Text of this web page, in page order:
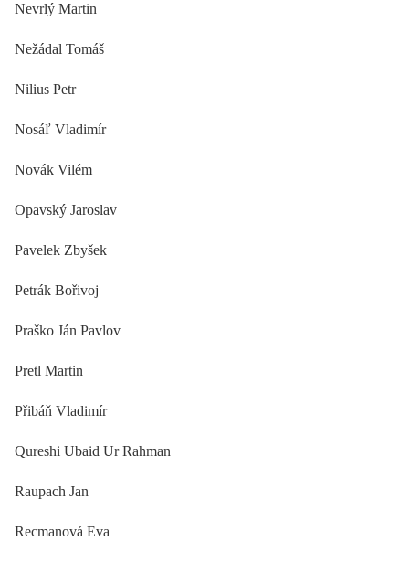
Nevrlý Martin
Nežádal Tomáš
Nilius Petr
Nosáľ Vladimír
Novák Vilém
Opavský Jaroslav
Pavelek Zbyšek
Petrák Bořivoj
Praško Ján Pavlov
Pretl Martin
Přibáň Vladimír
Qureshi Ubaid Ur Rahman
Raupach Jan
Recmanová Eva